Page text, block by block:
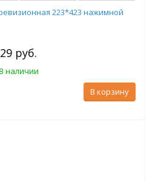
223*423 нажимной
руб.
наличии
В корзину